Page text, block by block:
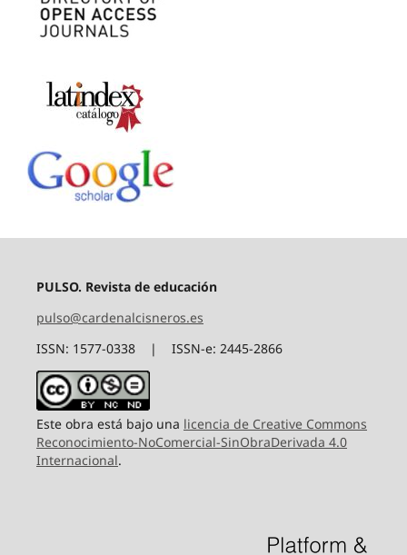
PULSO. Revista de educación
pulso@cardenalcisneros.es
ISSN: 1577-0338 | ISSN-e: 2445-2866
Este obra está bajo una licencia de Creative Commons
Reconocimiento-NoComercial-SinObraDerivada 4.0
Internacional.